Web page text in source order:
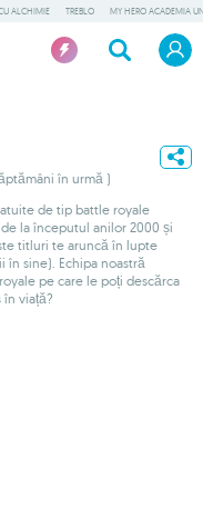
ALCHIMIE TREBLO MY HERO ACADEMIA
în urmă )
de tip battle royale
la începutul anilor 2000 și
titluri te aruncă în lupte
în sine). Echipa noastră
pe care le poți descărca
viață?